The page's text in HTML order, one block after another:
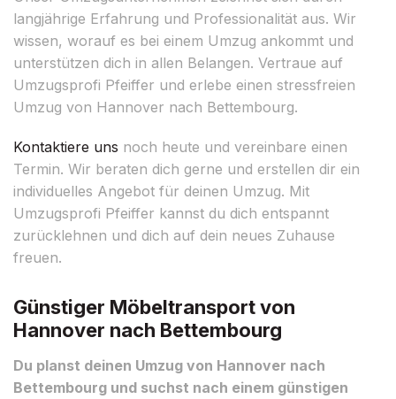
langjährige Erfahrung und Professionalität aus. Wir
wissen, worauf es bei einem Umzug ankommt und
unterstützen dich in allen Belangen. Vertraue auf
Umzugsprofi Pfeiffer und erlebe einen stressfreien
Umzug von Hannover nach Bettembourg.
Kontaktiere uns noch heute und vereinbare einen
Termin. Wir beraten dich gerne und erstellen dir ein
individuelles Angebot für deinen Umzug. Mit
Umzugsprofi Pfeiffer kannst du dich entspannt
zurücklehnen und dich auf dein neues Zuhause
freuen.
Günstiger Möbeltransport von
Hannover nach Bettembourg
Du planst deinen Umzug von Hannover nach
Bettembourg und suchst nach einem günstigen